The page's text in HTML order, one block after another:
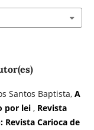
Santos Baptista, A
por lei , Revista
Revista Carioca de